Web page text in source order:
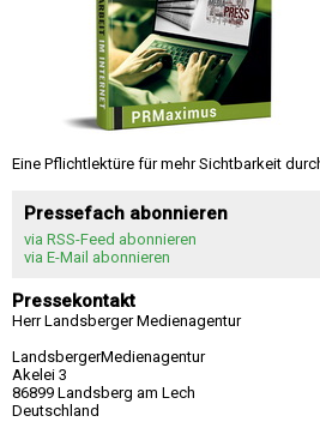
Eine Pflichtlektüre für mehr Sichtbarkeit
Pressefach abonnieren
via RSS-Feed abonnieren
via E-Mail abonnieren
Pressekontakt
Herr Landsberger Medienagentur
LandsbergerMedienagentur
Akelei 3
86899 Landsberg am Lech
Deutschland